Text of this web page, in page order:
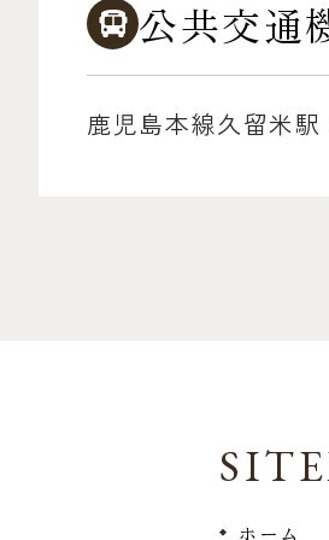
公共交通
鹿児島本線久留米
ホーム